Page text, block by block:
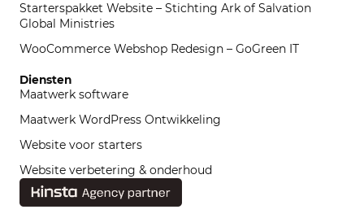
Starterspakket Website – Stichting Ark of Salvation
Global Ministries
WooCommerce Webshop Redesign – GoGreen IT
Diensten
Maatwerk software
Maatwerk WordPress Ontwikkeling
Website voor starters
Website verbetering & onderhoud